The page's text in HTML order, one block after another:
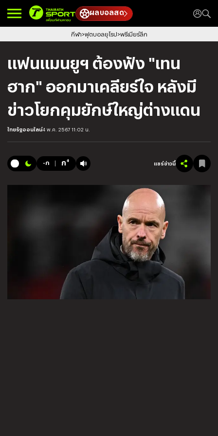
ผลบอลสด
กีฬา ฟุตบอลยุโรป พรีเมียร์ลีก
แฟนแมนยูฯ ต้องฟัง "เทน
ฮาก" ออกมาเคลียร์ใจ หลังมี
ข่าวโยกคุมยักษ์ใหญ่ต่างแดน
ไทยรัฐออนไลน์4 พ.ค. 2567 11:02 น.
-ก ก+ แชร์ข่าวนี้